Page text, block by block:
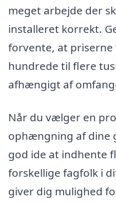
meget arbejde der
installeret korrekt.
forvente, at
hundrede til flere
afhængigt af
Når du vælger en
ophængning af dine
god ide at indhente
forskellige fagfolk i
giver dig mulighed